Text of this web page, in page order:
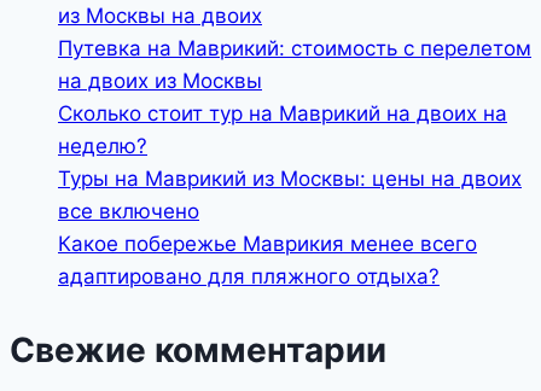
из Москвы на двоих
Путевка на Маврикий: стоимость с перелетом
на двоих из Москвы
Сколько стоит тур на Маврикий на двоих на
неделю?
Туры на Маврикий из Москвы: цены на двоих
все включено
Какое побережье Маврикия менее всего
адаптировано для пляжного отдыха?
Свежие комментарии